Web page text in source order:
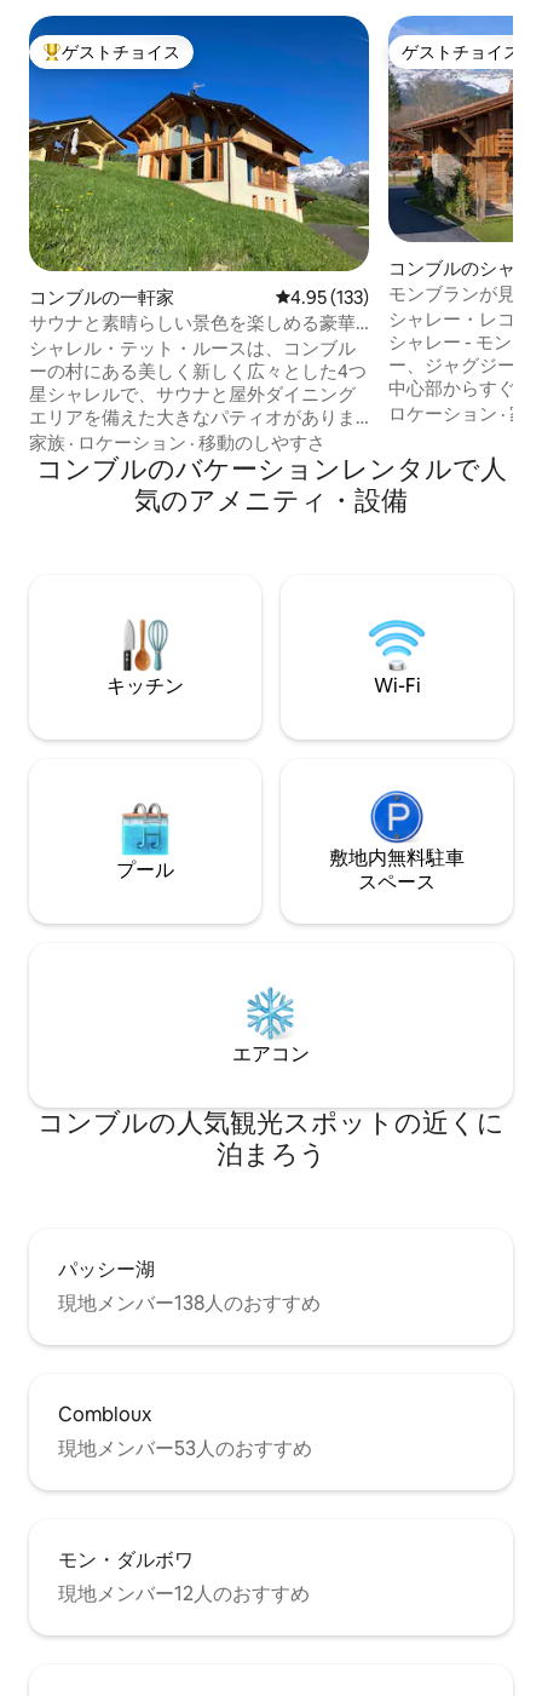
大好評のゲストチョイスです。
ゲストチョイス
コンブルの一軒家 レビュー133件、5つ星中4.95つ
4.95 (133)
サウナと素晴らしい景色を楽しめる豪華
なシャレー
シャレル・テット・ルースは、コンブル
ーの村にある美しく新しく広々とした4つ
星シャレルで、サウナと屋外ダイニング
エリアを備えた大きなパティオがありま
す。 モンブランとシャイン・デ・アラヴ
ィスの素晴らしい景色。 シャレーは村の
中心部からわずか200mで、ショップ、レ
ストラン、バーに近いです。 スキー、ス
ングやレストランがあるメジェーヴや、
モンブランへの旅行のためのサンジェル
ヴェにも近いです。
家族 · ロケーション · 移動のしやすさ
ゲストチョイス
ゲストチョイス
コンブルのシャレ
モンブランが見え
ウナ、快適な空間
シャレー・レコー
シャレー - モンブ
ー、ジャグジー、
中心部からすぐ、
家族や友人との滞
新築のシャレー
さを提供するよう
夏でも冬でも、モ
ロケーション ·家
コンブルのバケーションレンタルで人
気のアメニティ・設備
キッチン Wi-Fi
プール
敷地内無料駐⁠車
ス⁠ペ⁠ー⁠ス
エアコン
コンブルの人気観光スポットの近くに
泊まろう
パッシー湖
現地メンバー138人のおすすめ
Combloux
現地メンバー53人のおすすめ
モン・ダルボワ
現地メンバー12人のおすすめ